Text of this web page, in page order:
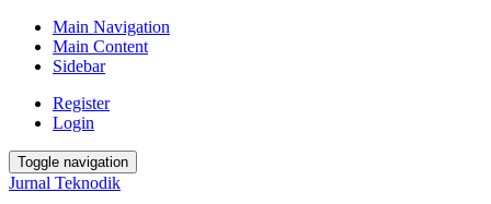
Main Navigation
Main Content
Sidebar
Register
Login
Toggle navigation
Jurnal Teknodik